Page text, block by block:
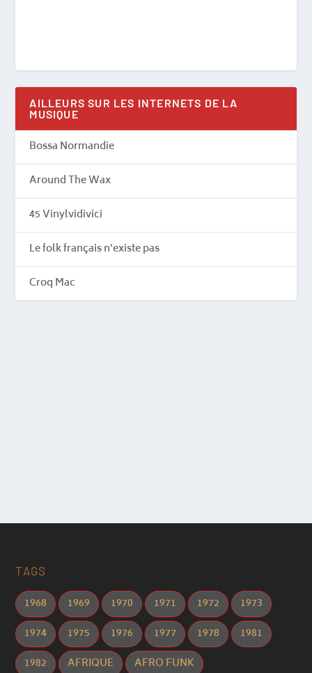
AILLEURS SUR LES INTERNETS DE LA
MUSIQUE
Bossa Normandie
Around The Wax
45 Vinylvidivici
Le folk français n'existe pas
Croq Mac
TAGS
1968 1969 1970 1971 1972
1973
1974
1975 1976 1977 1978
1981
1982
AFRIQUE
AFRO FUNK